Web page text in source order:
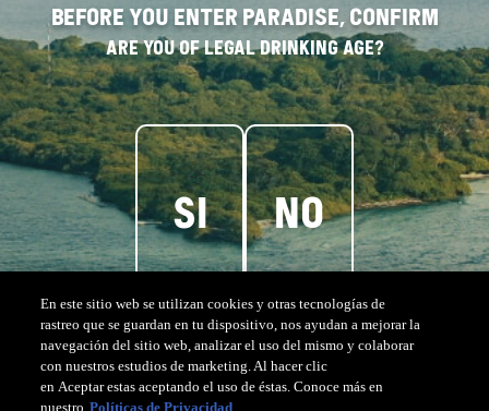
Before you enter paradise, confirm
Are you of legal drinking age?
Si No
Diseñadaparaconectarconlanaturaleza,laislafuepensada
paracelebrarelsol
yhasidoconstruidaconmaterialeslocalesysostenibles.
En este sitio web se utilizan cookies y otras tecnologías de
rastreo que se guardan en tu dispositivo, nos ayudan a mejorar la
navegación del sitio web, analizar el uso del mismo y colaborar
con nuestros estudios de marketing. Al hacer clic
en Aceptar estas aceptando el uso de éstas. Conoce más en
nuestro Políticas de Privacidad